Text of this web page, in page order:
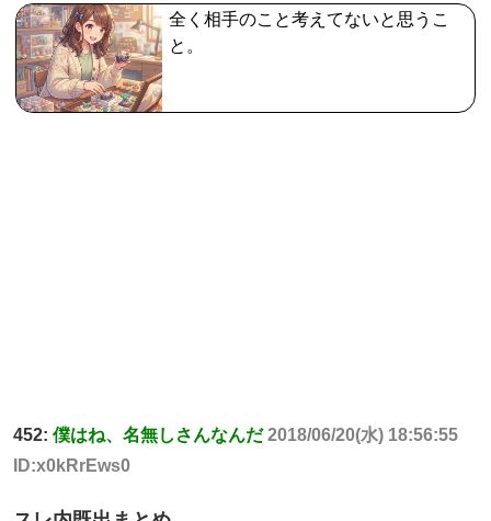
全く相手のこと考えてないと思うこ
と。
452: 僕はね、名無しさんなんだ 2018/06/20(水) 18:56:55
ID:x0kRrEws0